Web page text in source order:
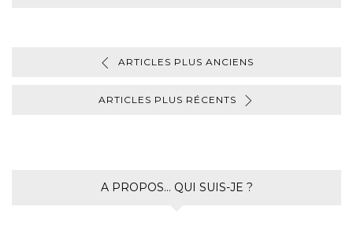
ARTICLES PLUS ANCIENS
ARTICLES PLUS RÉCENTS
A PROPOS… QUI SUIS-JE ?